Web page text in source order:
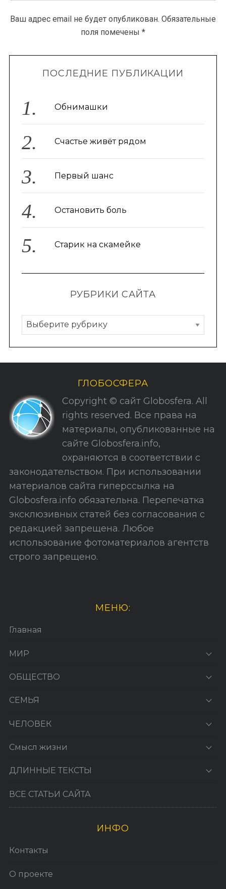
Ваш адрес email не будет опубликован. Обязательные
поля помечены *
ПОСЛЕДНИЕ ПУБЛИКАЦИИ
Обнимашки
Счастье живёт рядом
Первый шанс
Остановить боль
Старик на скамейке
РУБРИКИ САЙТА
Р
у
б
р
и
С
а
а
ГЛОБОСФЕРА
Copyright © сайт Globosfera. All
rights reserved. Все права на
материалы, опубликованные на
сайте Globosfera.info,
охраняются в соответствии с
законодательством. При использовании
материалов сайта гиперссылка на
Globosfera.info обязательна. Перепечатка
эксклюзивных статей без согласования с
редакцией запрещена. Любое
использование фотоматериалов агентств
строго запрещено.
МЕНЮ:
Главная
МИР
ОБЩЕСТВО
СЕМЬЯ
ЧЕЛОВЕК
Смысл жизни
ДЛИННЫЕ ТЕКСТЫ
ВСЕ СТАТЬИ САЙТА
ИНФО
Контакты
О проекте